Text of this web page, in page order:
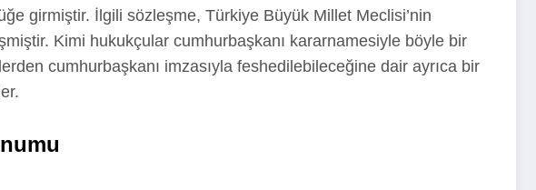
girmiştir. İlgili sözleşme, Türkiye Büyük Millet Meclisi’nin
Kimi hukukçular cumhurbaşkanı kararnamesiyle böyle bir
cumhurbaşkanı imzasıyla feshedilebileceğine dair ayrıca bir